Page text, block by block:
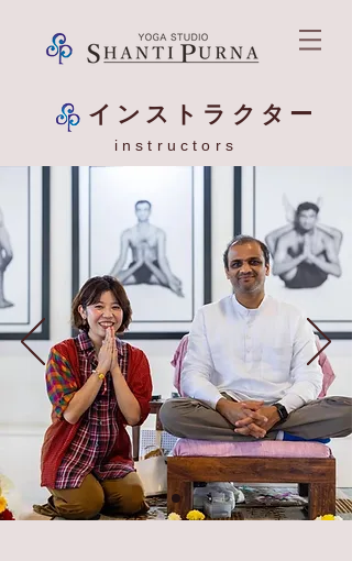
​インストラクター
instructors​